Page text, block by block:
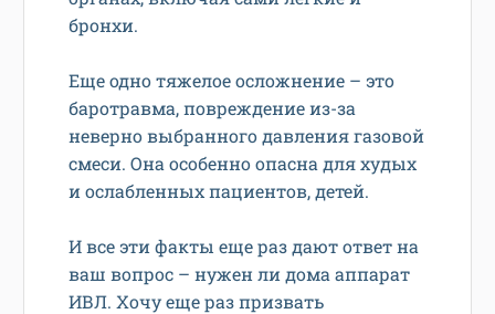
бронхи.
Еще одно тяжелое осложнение – это
баротравма, повреждение из-за
неверно выбранного давления газовой
смеси. Она особенно опасна для худых
и ослабленных пациентов, детей.
И все эти факты еще раз дают ответ на
ваш вопрос – нужен ли дома аппарат
ИВЛ. Хочу еще раз призвать